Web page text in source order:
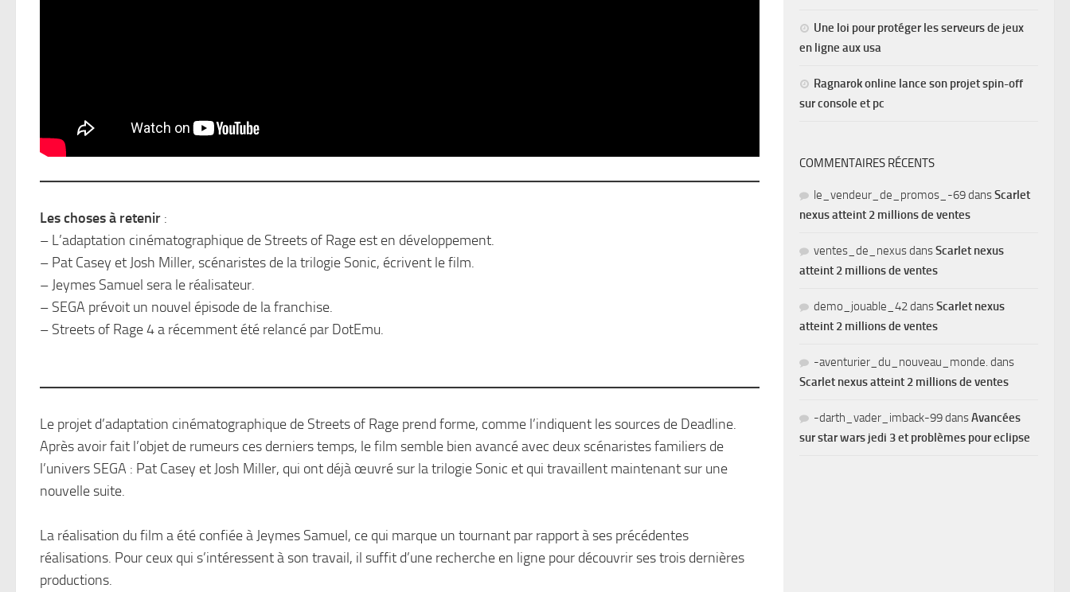
Les choses à retenir :
– L’adaptation cinématographique de Streets of Rage est en développement.
– Pat Casey et Josh Miller, scénaristes de la trilogie Sonic, écrivent le film.
– Jeymes Samuel sera le réalisateur.
– SEGA prévoit un nouvel épisode de la franchise.
– Streets of Rage 4 a récemment été relancé par DotEmu.
Le projet d’adaptation cinématographique de Streets of Rage prend forme, comme l’indiquent les sources de Deadline.
Après avoir fait l’objet de rumeurs ces derniers temps, le film semble bien avancé avec deux scénaristes familiers de
l’univers SEGA : Pat Casey et Josh Miller, qui ont déjà œuvré sur la trilogie Sonic et qui travaillent maintenant sur une
nouvelle suite.
La réalisation du film a été confiée à Jeymes Samuel, ce qui marque un tournant par rapport à ses précédentes
réalisations. Pour ceux qui s’intéressent à son travail, il suffit d’une recherche en ligne pour découvrir ses trois dernières
productions.
Une loi pour protéger les serveurs de jeux
en ligne aux usa
Ragnarok online lance son projet spin-off
sur console et pc
COMMENTAIRES RÉCENTS
le_vendeur_de_promos_-69dansScarlet
nexus atteint 2 millions de ventes
ventes_de_nexusdansScarlet nexus
atteint 2 millions de ventes
demo_jouable_42dansScarlet nexus
atteint 2 millions de ventes
-aventurier_du_nouveau_monde. dans
Scarlet nexus atteint 2 millions de ventes
-darth_vader_imback-99dansAvancées
sur star wars jedi 3 et problèmes pour eclipse